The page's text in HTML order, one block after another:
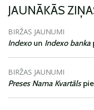
JAUNĀKĀS
BIRŽAS JAUNUMI
Indexoun Indexo banka
BIRŽAS JAUNUMI
Preses Nama Kvartāls